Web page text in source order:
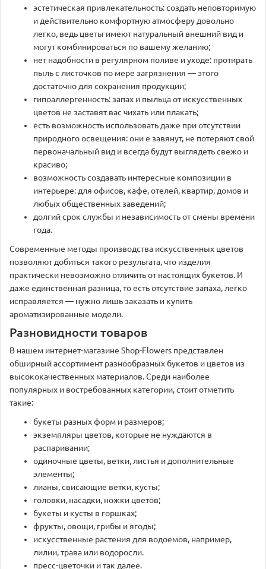
эстетическая привлекательность: создать неповторимую
и действительно комфортную атмосферу довольно
легко, ведь цветы имеют натуральный внешний вид и
могут комбинироваться по вашему желанию;
нет надобности в регулярном поливе и уходе: протирать
пыль с листочков по мере загрязнения — этого
достаточно для сохранения продукции;
гипоаллергенность: запах и пыльца от искусственных
цветов не заставят вас чихать или плакать;
есть возможность использовать даже при отсутствии
природного освещения: они е завянут, не потеряют свой
первоначальный вид и всегда будут выглядеть свежо и
красиво;
возможность создавать интересные композиции в
интерьере: для офисов, кафе, отелей, квартир, домов и
любых общественных заведений;
долгий срок службы и независимость от смены времени
года.
Современные методы производства искусственных цветов
позволяют добиться такого результата, что изделия
практически невозможно отличить от настоящих букетов. И
даже единственная разница, то есть отсутствие запаха, легко
исправляется — нужно лишь заказать и купить
ароматизированные модели.
Разновидности товаров
В нашем интернет-магазине Shop-Flowers представлен
обширный ассортимент разнообразных букетов и цветов из
высококачественных материалов. Среди наиболее
популярных и востребованных категории, стоит отметить
такие:
букеты разных форм и размеров;
экземпляры цветов, которые не нуждаются в
распаривании;
одиночные цветы, ветки, листья и дополнительные
элементы;
лианы, свисающие ветки, кусты;
головки, насадки, ножки цветов;
букеты и кусты в горшках;
фрукты, овощи, грибы и ягоды;
искусственные растения для водоемов, например,
лилии, трава или водоросли.
пресс-цветочки и так далее.